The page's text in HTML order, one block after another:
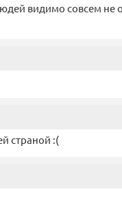
видимо совсем не
страной :(